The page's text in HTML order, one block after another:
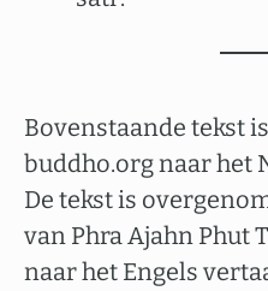
Bovenstaande tekst
buddho.org naar het
De tekst is
van Phra Ajahn Phut
naar het Engels